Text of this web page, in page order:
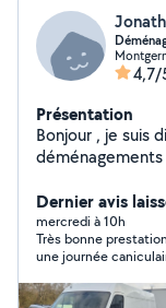
4,7/
Présentation
Bonjour , je suis
montage et
l'emballage de
services . À
Dernier avis
mercredi à 10h
Très bonne
une journée